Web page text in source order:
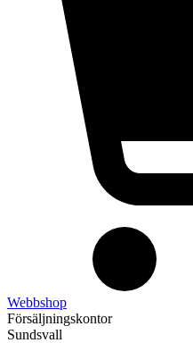
Webbshop
Försäljningskontor
Sundsvall